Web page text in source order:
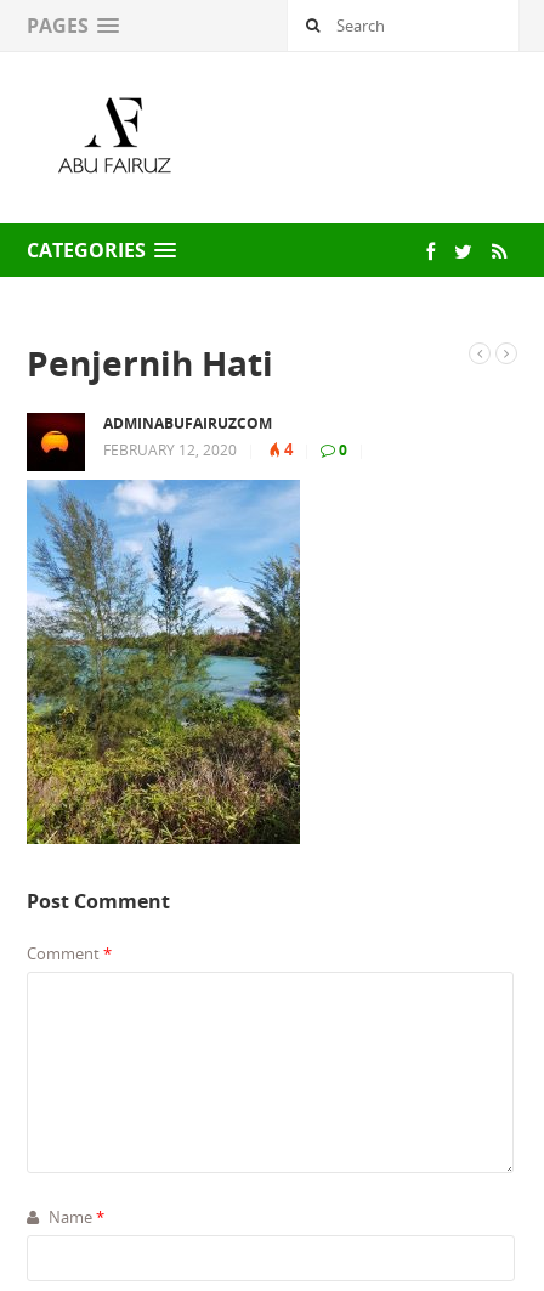
PAGES
CATEGORIES
Penjernih Hati
ADMINABUFAIRUZCOM
FEBRUARY 12, 2020
4 0
Post Comment
Comment*
Name*